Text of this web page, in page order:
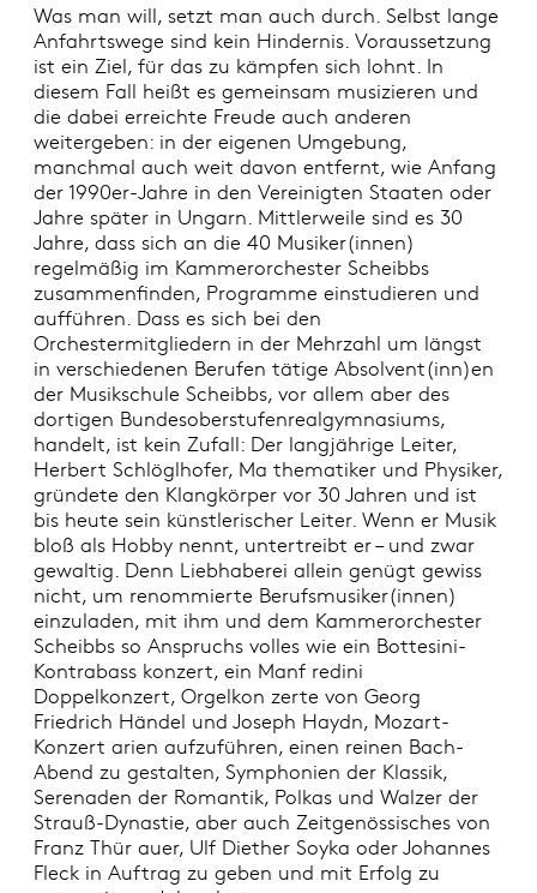
Was man will, setzt man auch durch. Selbst lange
Anfahrtswege sind kein Hindernis. Voraussetzung
ist ein Ziel, für das zu kämpfen sich lohnt. In
diesem Fall heißt es gemeinsam musizieren und
die dabei erreichte Freude auch anderen
weitergeben: in der eigenen Umgebung,
manchmal auch weit davon entfernt, wie Anfang
der 1990er-Jahre in den Vereinigten Staaten oder
Jahre später in Ungarn. Mittlerweile sind es 30
Jahre, dass sich an die 40 Musiker(innen)
regelmäßig im Kammerorchester Scheibbs
zusammenfinden, Programme einstudieren und
aufführen. Dass es sich bei den
Orchestermitgliedern in der Mehrzahl um längst
in verschiedenen Berufen tätige Absolvent(inn)en
der Musikschule Scheibbs, vor allem aber des
dortigen Bundesoberstufenrealgymnasiums,
handelt, ist kein Zufall: Der langjährige Leiter,
Herbert Schlöglhofer, Ma thematiker und Physiker,
gründete den Klangkörper vor 30 Jahren und ist
bis heute sein künstlerischer Leiter. Wenn er Musik
bloß als Hobby nennt, untertreibt er – und zwar
gewaltig. Denn Liebhaberei allein genügt gewiss
nicht, um renommierte Berufsmusiker(innen)
einzuladen, mit ihm und dem Kammerorchester
Scheibbs so Anspruchs volles wie ein Bottesini-
Kontrabass konzert, ein Manf redini
Doppelkonzert, Orgelkon zerte von Georg
Friedrich Händel und Joseph Haydn, Mozart-
Konzert arien aufzuführen, einen reinen Bach-
Abend zu gestalten, Symphonien der Klassik,
Serenaden der Romantik, Polkas und Walzer der
Strauß-Dynastie, aber auch Zeitgenössisches von
Franz Thür auer, Ulf Diether Soyka oder Johannes
Fleck in Auftrag zu geben und mit Erfolg zu